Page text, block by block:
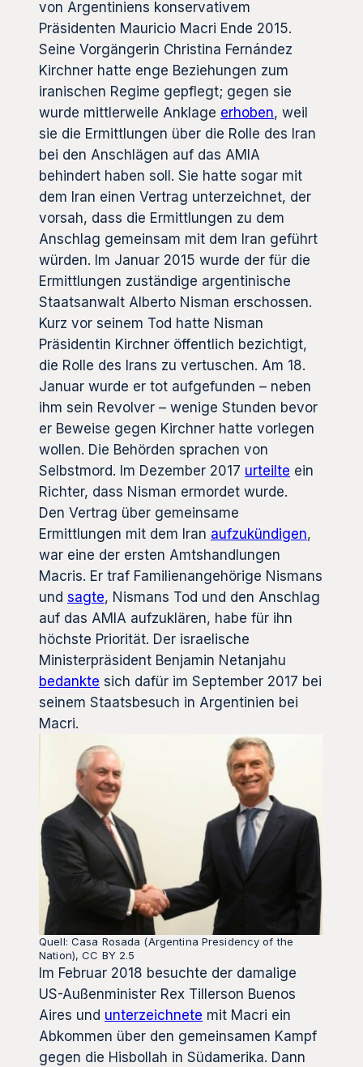
von Argentiniens konservativem
Präsidenten Mauricio Macri Ende 2015.
Seine Vorgängerin Christina Fernández
Kirchner hatte enge Beziehungen zum
iranischen Regime gepflegt; gegen sie
wurde mittlerweile Anklage erhoben, weil
sie die Ermittlungen über die Rolle des Iran
bei den Anschlägen auf das AMIA
behindert haben soll. Sie hatte sogar mit
dem Iran einen Vertrag unterzeichnet, der
vorsah, dass die Ermittlungen zu dem
Anschlag gemeinsam mit dem Iran geführt
würden. Im Januar 2015 wurde der für die
Ermittlungen zuständige argentinische
Staatsanwalt Alberto Nisman erschossen.
Kurz vor seinem Tod hatte Nisman
Präsidentin Kirchner öffentlich bezichtigt,
die Rolle des Irans zu vertuschen. Am 18.
Januar wurde er tot aufgefunden – neben
ihm sein Revolver – wenige Stunden bevor
er Beweise gegen Kirchner hatte vorlegen
wollen. Die Behörden sprachen von
Selbstmord. Im Dezember 2017 urteilte ein
Richter, dass Nisman ermordet wurde.
Den Vertrag über gemeinsame
Ermittlungen mit dem Iran aufzukündigen,
war eine der ersten Amtshandlungen
Macris. Er traf Familienangehörige Nismans
und sagte, Nismans Tod und den Anschlag
auf das AMIA aufzuklären, habe für ihn
höchste Priorität. Der israelische
Ministerpräsident Benjamin Netanjahu
bedankte sich dafür im September 2017 bei
seinem Staatsbesuch in Argentinien bei
Macri.
Quell: Casa Rosada (Argentina Presidency of the
Nation), CC BY 2.5
Im Februar 2018 besuchte der damalige
US-Außenminister Rex Tillerson Buenos
Aires und unterzeichnete mit Macri ein
Abkommen über den gemeinsamen Kampf
gegen die Hisbollah in Südamerika. Dann